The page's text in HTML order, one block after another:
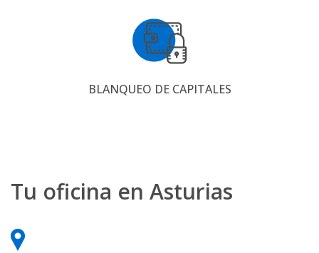
BLANQUEO DE CAPITALES
Tu oficina en Asturias